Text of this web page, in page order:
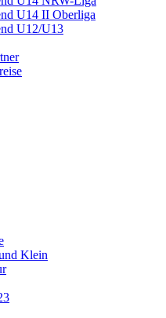
U14 II Oberliga
U12/U13
Klein